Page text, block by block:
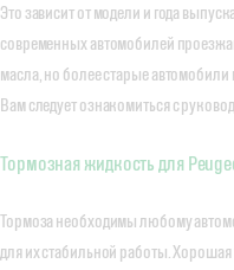
Это зависит от модели и года
современных автомобилей
масла, но более старые автомобили
Вам следует ознакомиться с
Тормозная жидкость для
Тормоза необходимы любому
для их стабильной работы.